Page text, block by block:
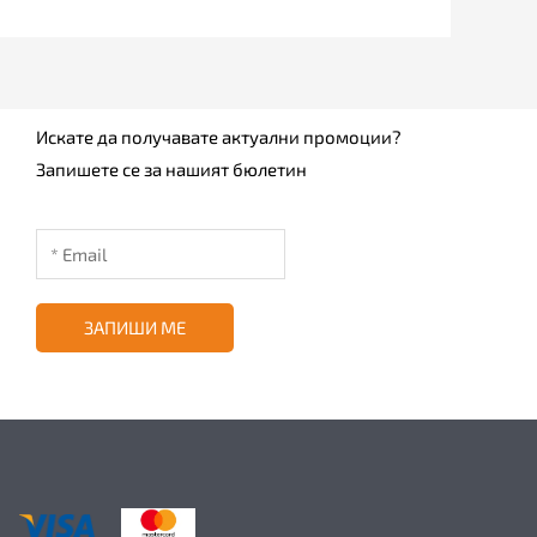
Искате да получавате актуални промоции?
Запишете се за нашият бюлетин
ЗАПИШИ МЕ